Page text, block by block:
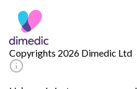
Copyrights 2026 Dimedic Ltd